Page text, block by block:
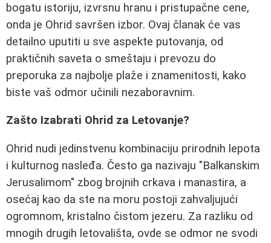
bogatu istoriju, izvrsnu hranu i pristupačne cene,
onda je Ohrid savršen izbor. Ovaj članak će vas
detailno uputiti u sve aspekte putovanja, od
praktičnih saveta o smeštaju i prevozu do
preporuka za najbolje plaže i znamenitosti, kako
biste vaš odmor učinili nezaboravnim.
Zašto Izabrati Ohrid za Letovanje?
Ohrid nudi jedinstvenu kombinaciju prirodnih lepota
i kulturnog nasleđa. Često ga nazivaju "Balkanskim
Jerusalimom" zbog brojnih crkava i manastira, a
osećaj kao da ste na moru postoji zahvaljujući
ogromnom, kristalno čistom jezeru. Za razliku od
mnogih drugih letovališta, ovde se odmor ne svodi